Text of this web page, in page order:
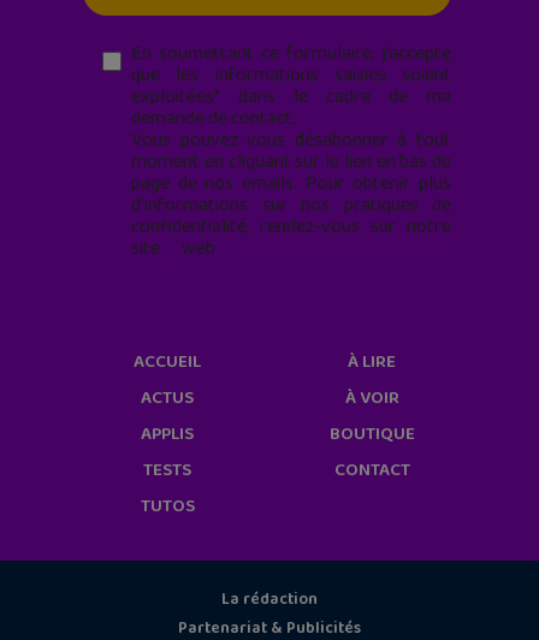
En soumettant ce formulaire, j’accepte
que les informations saisies soient
exploitées* dans le cadre de ma
demande de contact.
Vous pouvez vous désabonner à tout
moment en cliquant sur le lien en bas de
page de nos emails. Pour obtenir plus
d'informations sur nos pratiques de
confidentialité, rendez-vous sur notre
site web
ACCUEIL
ACTUS
APPLIS
TESTS
TUTOS
À LIRE
À VOIR
BOUTIQUE
CONTACT
La rédaction
Partenariat & Publicités